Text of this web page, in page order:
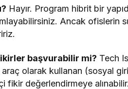
Hayır. Program hibrit bir
Ancak ofislerin
başvurabilir mi? Tech
olarak kullanan (sosyal
fikir değerlendirmeye alınabilir.